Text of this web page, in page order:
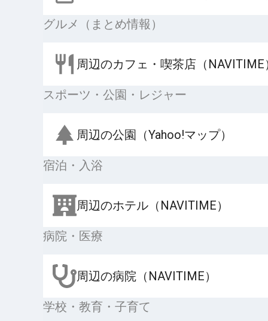
グルメ（まとめ情報）
周辺のカフェ・喫茶店（NAVITIME
スポーツ・公園・レジャー
周辺の公園（Yahoo!マップ）
宿泊・入浴
周辺のホテル（NAVITIME）
病院・医療
周辺の病院（NAVITIME）
学校・教育・子育て